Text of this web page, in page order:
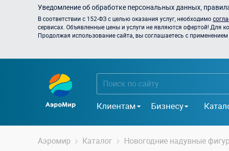
Уведомление об обработке персональных данных,
В соответствии с 152-ФЗ с целью оказания услуг, необходимо
сервисах. Объявленные цены и услуги не являются офертой! Для
Продолжая использование сайта, вы соглашаетесь с
Клиентам Бизнесу
Аэромир Каталог Новогодние надувные